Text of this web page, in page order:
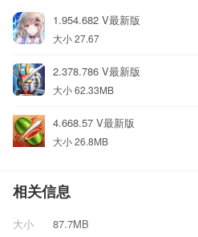
1.954.682 V最新版
大小 27.67
2.378.786 V最新版
大小 62.33MB
4.668.57 V最新版
大小 26.8MB
相关信息
大小
87.7MB